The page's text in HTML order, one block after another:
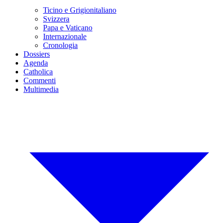
Ticino e Grigionitaliano
Svizzera
Papa e Vaticano
Internazionale
Cronologia
Dossiers
Agenda
Catholica
Commenti
Multimedia